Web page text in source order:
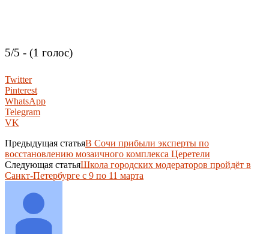
5/5 - (1 голос)
Twitter
Pinterest
WhatsApp
Telegram
VK
Предыдущая статьяВ Сочи прибыли эксперты по
восстановлению мозаичного комплекса Церетели
Следующая статьяШкола городских модераторов пройдёт в
Санкт-Петербурге с 9 по 11 марта